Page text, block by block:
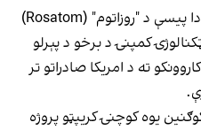
څارنوالان ادعا کوي، چې نوموړي دا پیسې د "روزاتوم" (Rosatom)
کمپنۍ د برخو د پېرلو
ته د امریکا صادراتو تر
یوه کوچنۍ کریپټو پروژه